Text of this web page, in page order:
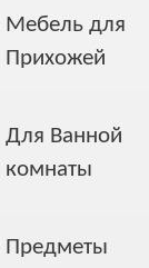
Мебель для
Прихожей
Для Ванной
комнаты
Предметы